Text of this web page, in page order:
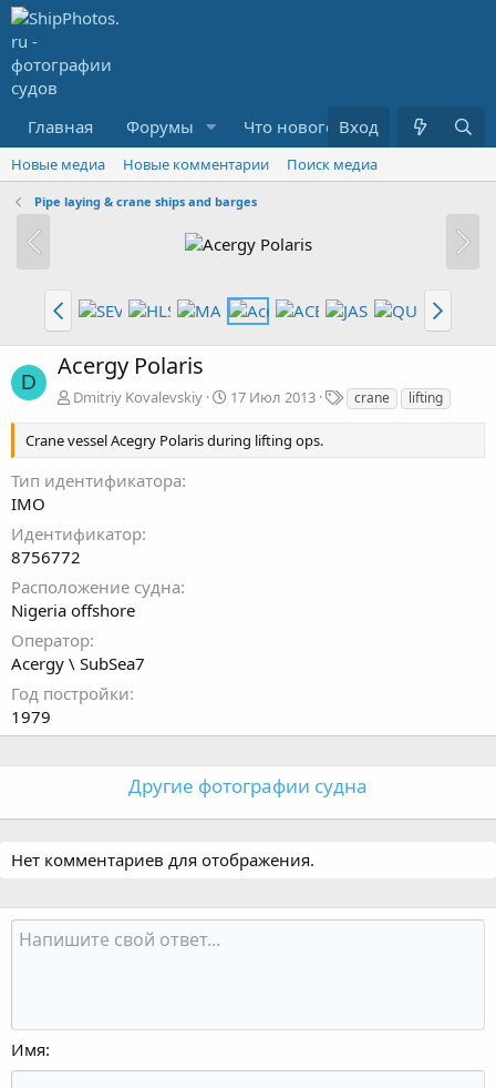
Главная Форумы Что нового? Медиа
Вход
Новые медиа Новые комментарии Поиск медиа
Pipe laying & crane ships and barges
D
Acergy Polaris
Dmitriy Kovalevskiy 17 Июл 2013
Т
е
crane lifting
Crane vessel Acegry Polaris during lifting ops.
Тип идентификатора
IMO
Идентификатор
8756772
Расположение судна
Nigeria offshore
Оператор
Acergy \ SubSea7
Год постройки
1979
Другие фотографии судна
Нет комментариев для отображения.
Имя